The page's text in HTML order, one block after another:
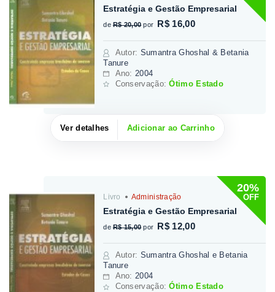
Estratégia e Gestão Empresarial
de R$ 20,00 por R$ 16,00
Autor: Sumantra Ghoshal & Betania
Tanure
Ano: 2004
Conservação:Ótimo Estado
Ver detalhes Adicionar ao Carrinho
20%
OFF
Livro Administração
Estratégia e Gestão Empresarial
de R$ 15,00 por R$ 12,00
Autor: Sumantra Ghoshal e Betania
Tanure
Ano: 2004
Conservação:Ótimo Estado